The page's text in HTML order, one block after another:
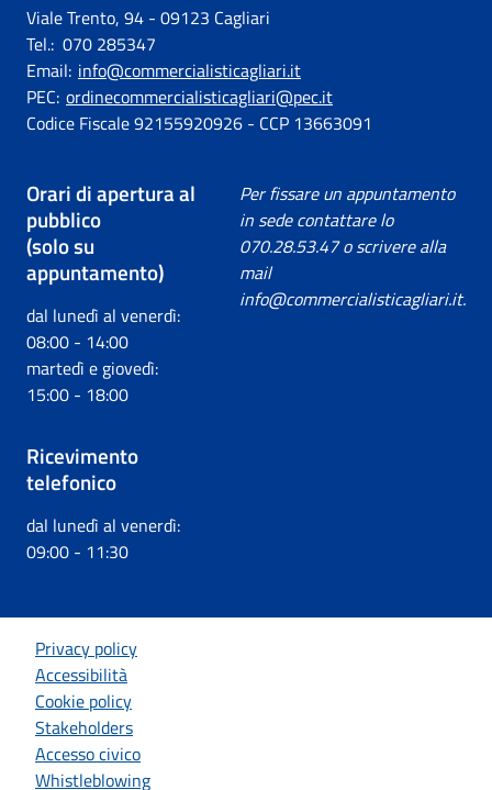
Viale Trento, 94 - 09123 Cagliari
Tel.: 070 285347
Email: info@commercialisticagliari.it
PEC: ordinecommercialisticagliari@pec.it
Codice Fiscale 92155920926 - CCP 13663091
Orari di apertura al
pubblico
(solo su
appuntamento)
dal lunedì al venerdì:
08:00 - 14:00
martedì e giovedì:
15:00 - 18:00
Ricevimento
telefonico
dal lunedì al venerdì:
09:00 - 11:30
Per fissare un appuntamento
in sede contattare lo
070.28.53.47 o scrivere alla
mail
info@commercialisticagliari.it.
Privacy policy
Accessibilità
Cookie policy
Stakeholders
Accesso civico
Whistleblowing